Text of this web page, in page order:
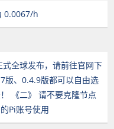
0.0067/h
全球发布，请前往官网下
版、0.4.9版都可以自由选
《二》 请不要克隆节点
Pi账号使用